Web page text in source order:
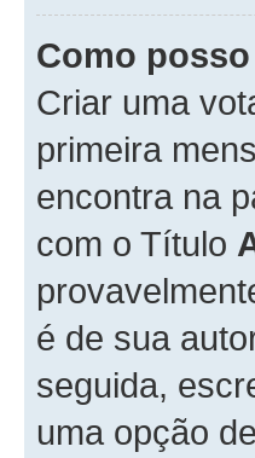
Como
Criar uma
primeira
encontra na
com o Título
é de sua
seguida,
uma opção